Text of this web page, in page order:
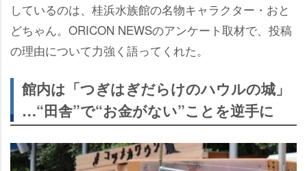
しているのは、桂浜水族館の名物キャラクター・おと
どちゃん。ORICON NEWSのアンケート取材で、投稿
の理由について力強く語ってくれた。
館内は「つぎはぎだらけのハウルの城」
…“田舎”で“お金がない”ことを逆手に